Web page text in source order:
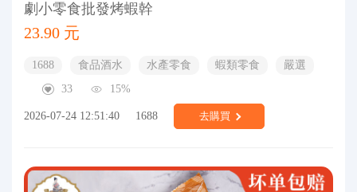
劇小零食批發烤蝦幹
23.90 元
1688 食品酒水 水產零食 蝦類零食
嚴選
33
15%
2026-07-24 12:51:40 1688 去購買